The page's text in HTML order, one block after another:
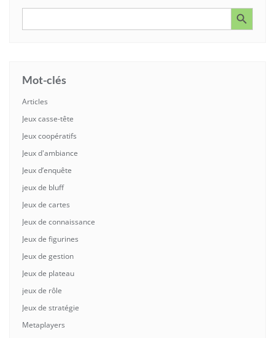
Search Search Button
Mot-clés
Articles
Jeux casse-tête
Jeux coopératifs
Jeux d'ambiance
Jeux d’enquête
jeux de bluff
Jeux de cartes
Jeux de connaissance
Jeux de figurines
Jeux de gestion
Jeux de plateau
jeux de rôle
Jeux de stratégie
Metaplayers